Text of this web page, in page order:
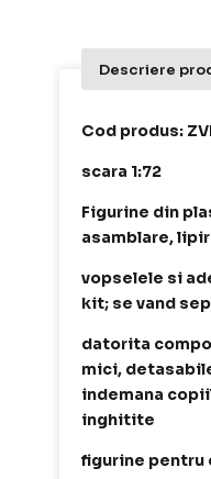
29buc
ZVEZ
Descriere
Cod produs:
scara 1:72
Figurine din
asamblare,
vopselele si
kit; se vand
datorita
mici,
indemana
inghitite
figurine pentru